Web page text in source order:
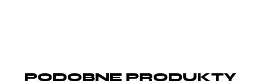
PODOBNE PRODUKTY